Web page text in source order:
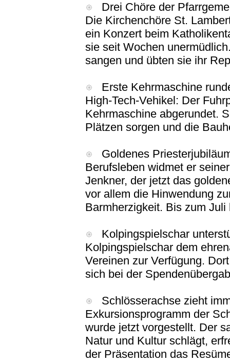
Drei Chöre der
Die Kirchenchöre St.
ein Konzert beim
sie seit Wochen
sangen und übten sie ihr
Erste Kehrmaschine
High-Tech-Vehikel: Der
Kehrmaschine abgerundet.
Plätzen sorgen und die
Goldenes
Berufsleben widmet er
Jenkner, der jetzt das
vor allem die Hinwendung
Barmherzigkeit. Bis zum
Kolpingspielschar
Kolpingspielschar dem
Vereinen zur Verfügung.
sich bei der
Schlösserachse zieht
Exkursionsprogramm der
wurde jetzt vorgestellt. Der
Natur und Kultur schlägt,
der Präsentation das